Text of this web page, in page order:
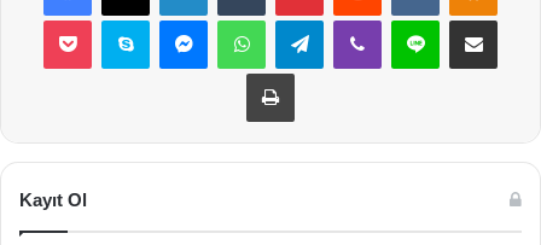
Pocket Skype MessengerWhatsAppTelegramViber Line E-Posta ile
Yazdır
Kayıt Ol